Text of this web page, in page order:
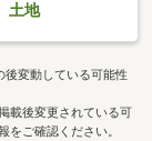
土地
変動している可能性
載後変更されている可
をご確認ください。